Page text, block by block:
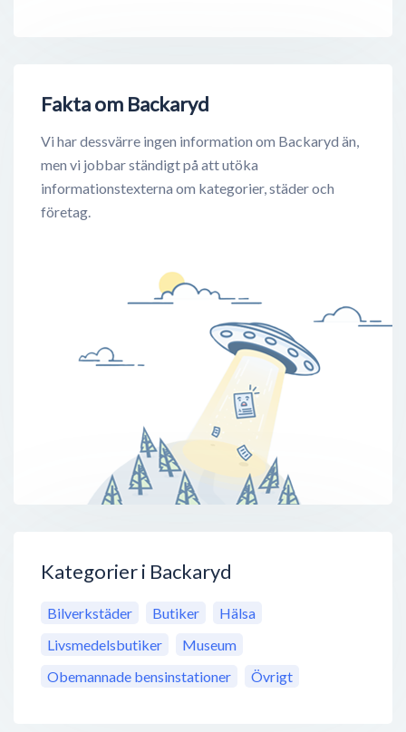
Fakta om Backaryd
Vi har dessvärre ingen information om Backaryd än,
men vi jobbar ständigt på att utöka
informationstexterna om kategorier, städer och
företag.
Kategorier i Backaryd
Bilverkstäder Butiker
Hälsa
Livsmedelsbutiker
Museum
Obemannade bensinstationer
Övrigt